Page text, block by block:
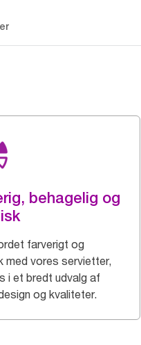
behagelig og
farverigt og
med vores servietter,
i et bredt udvalg af
og kvaliteter.